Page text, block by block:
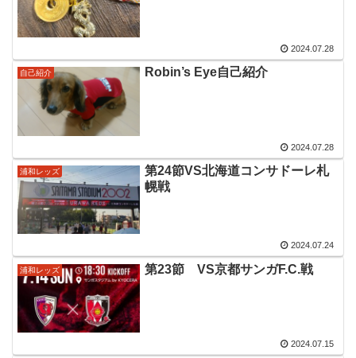
2024.07.28
自己紹介 Robin’s Eye自己紹介
2024.07.28
浦和レッズ
第24節VS北海道コンサドーレ札
幌戦
2024.07.24
浦和レッズ 第23節 VS京都サンガF.C.戦
2024.07.15